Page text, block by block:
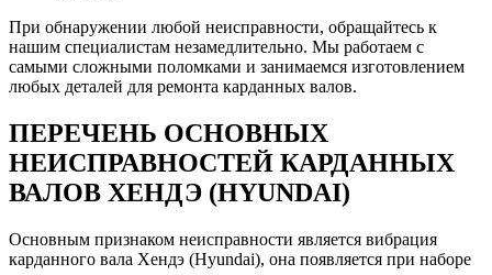
При обнаружении любой неисправности, обращайтесь к
нашим специалистам незамедлительно. Мы работаем с
самыми сложными поломками и занимаемся изготовлением
любых деталей для ремонта карданных валов.
ПЕРЕЧЕНЬ ОСНОВНЫХ
НЕИСПРАВНОСТЕЙ КАРДАННЫХ
ВАЛОВ ХЕНДЭ (HYUNDAI)
Основным признаком неисправности является вибрация
карданного вала Хендэ (Hyundai), она появляется при наборе